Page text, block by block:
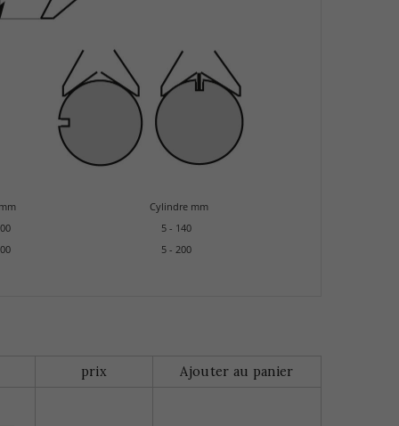
Cylindre mm
5 - 140
5 - 200
prix Ajouter au panier